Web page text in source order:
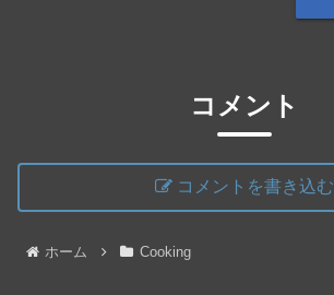
コメント
コメントを書き込む
ホーム Cooking